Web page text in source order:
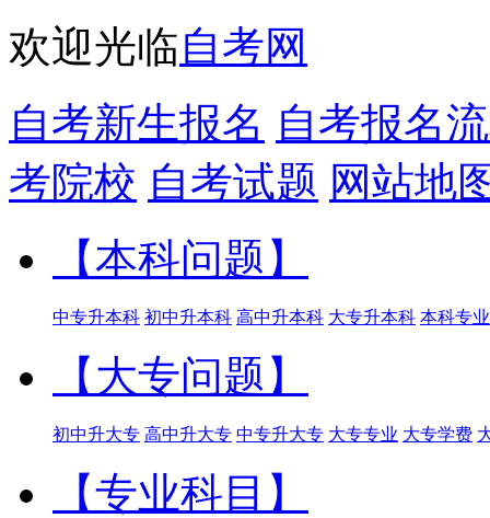
欢迎光临自考网
自考新生报名 自考报名
考院校 自考试题 网站地
【本科问题】
中专升本科 初中升本科 高中升本科 大专升本科 本科专业
【大专问题】
初中升大专 高中升大专 中专升大专 大专专业 大专学费
【专业科目】